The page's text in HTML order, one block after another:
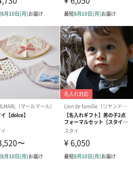
合、最短のお届け可能日が通常より
ブーケ（ホワイトグリ
ブーケ（ピン